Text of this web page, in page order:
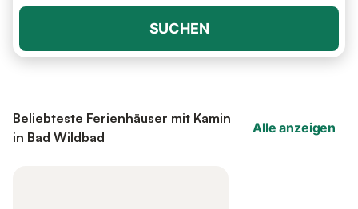
SUCHEN
Beliebteste Ferienhäuser mit Kamin
in Bad Wildbad
Alle anzeigen